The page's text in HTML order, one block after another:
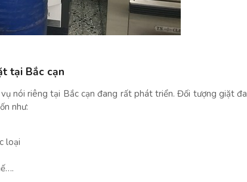
tại Bắc cạn
nói riêng tại Bắc cạn đang rất phát triển. Đối tượng giặt đa
như:
loại